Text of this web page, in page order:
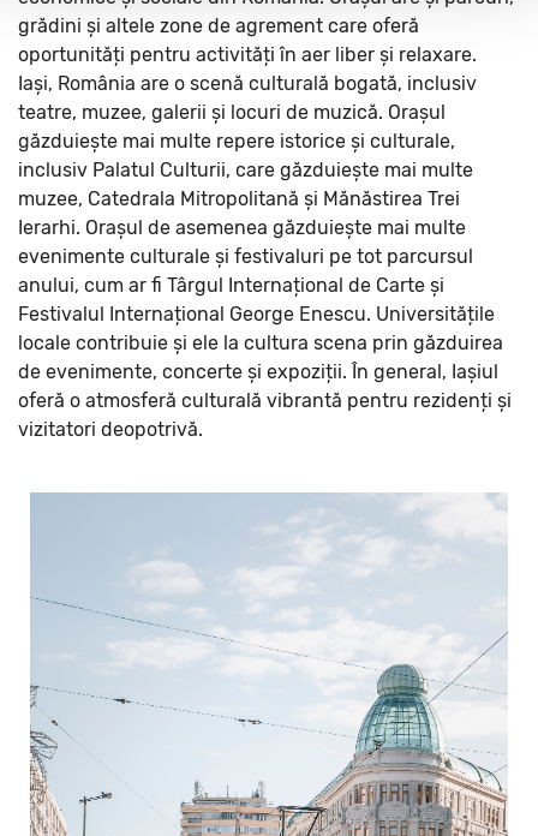
grădini și altele zone de agrement care oferă
oportunități pentru activități în aer liber și relaxare.
Iași, România are o scenă culturală bogată, inclusiv
teatre, muzee, galerii și locuri de muzică. Orașul
găzduiește mai multe repere istorice și culturale,
inclusiv Palatul Culturii, care găzduiește mai multe
muzee, Catedrala Mitropolitană și Mănăstirea Trei
Ierarhi. Orașul de asemenea găzduiește mai multe
evenimente culturale și festivaluri pe tot parcursul
anului, cum ar fi Târgul Internațional de Carte și
Festivalul Internațional George Enescu. Universitățile
locale contribuie și ele la cultura scena prin găzduirea
de evenimente, concerte și expoziții. În general, Iașiul
oferă o atmosferă culturală vibrantă pentru rezidenți și
vizitatori deopotrivă.